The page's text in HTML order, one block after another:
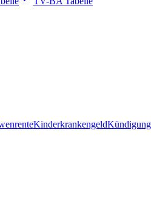
Kinderkrankengeld